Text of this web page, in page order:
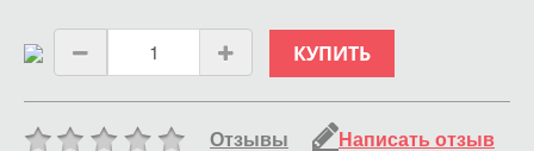
КУПИТЬ
Отзывы Написать отзыв